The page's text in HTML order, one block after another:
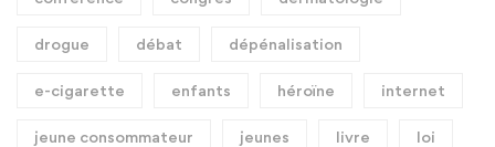
drogue débat dépénalisation
e-cigarette enfants héroïne internet
jeune consommateur jeunes livre loi